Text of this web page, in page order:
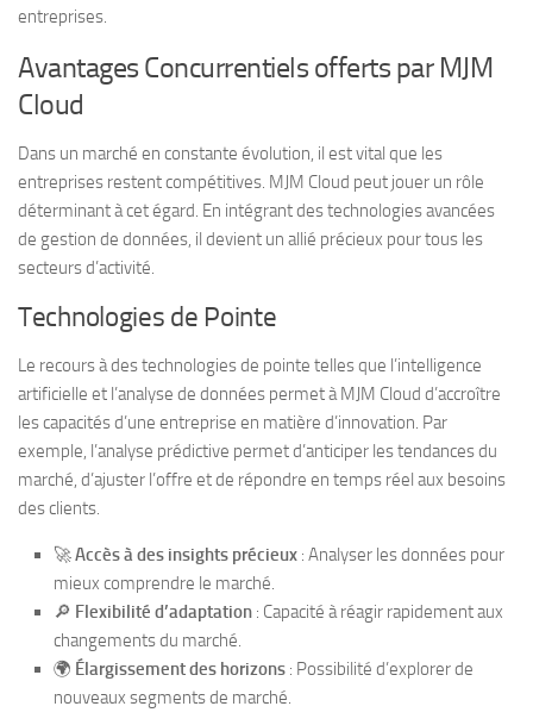
entreprises.
Avantages Concurrentiels offerts par MJM
Cloud
Dans un marché en constante évolution, il est vital que les
entreprises restent compétitives. MJM Cloud peut jouer un rôle
déterminant à cet égard. En intégrant des technologies avancées
de gestion de données, il devient un allié précieux pour tous les
secteurs d’activité.
Technologies de Pointe
Le recours à des technologies de pointe telles que l’intelligence
artificielle et l’analyse de données permet à MJM Cloud d’accroître
les capacités d’une entreprise en matière d’innovation. Par
exemple, l’analyse prédictive permet d’anticiper les tendances du
marché, d’ajuster l’offre et de répondre en temps réel aux besoins
des clients.
🚀Accès à des insights précieux : Analyser les données pour
mieux comprendre le marché.
🔎 Flexibilité d’adaptation : Capacité à réagir rapidement aux
changements du marché.
🌍 Élargissement des horizons : Possibilité d’explorer de
nouveaux segments de marché.